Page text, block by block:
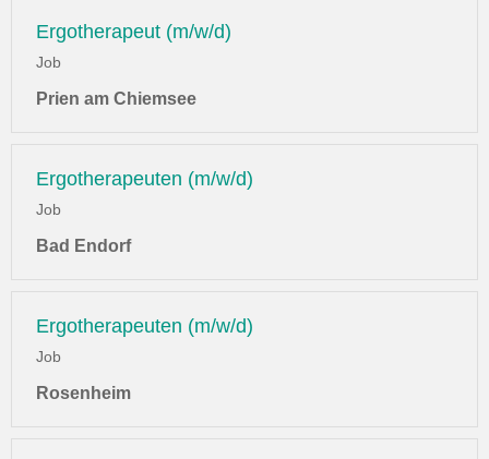
Ergotherapeut (m/w/d)
Job
Prien am Chiemsee
Ergotherapeuten (m/w/d)
Job
Bad Endorf
Ergotherapeuten (m/w/d)
Job
Rosenheim